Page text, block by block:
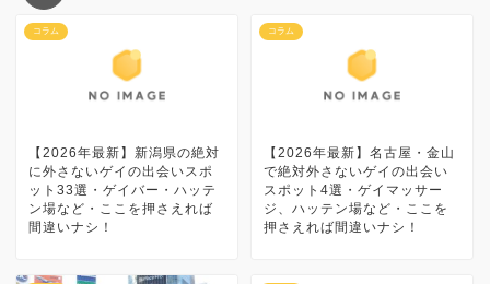
コラム
【2026年最新】新潟県の絶対
に外さないゲイの出会いスポ
ット33選・ゲイバー・ハッテ
ン場など・ここを押さえれば
間違いナシ！
コラム
【2026年最新】名古屋・金山
で絶対外さないゲイの出会い
スポット4選・ゲイマッサー
ジ、ハッテン場など・ここを
押さえれば間違いナシ！